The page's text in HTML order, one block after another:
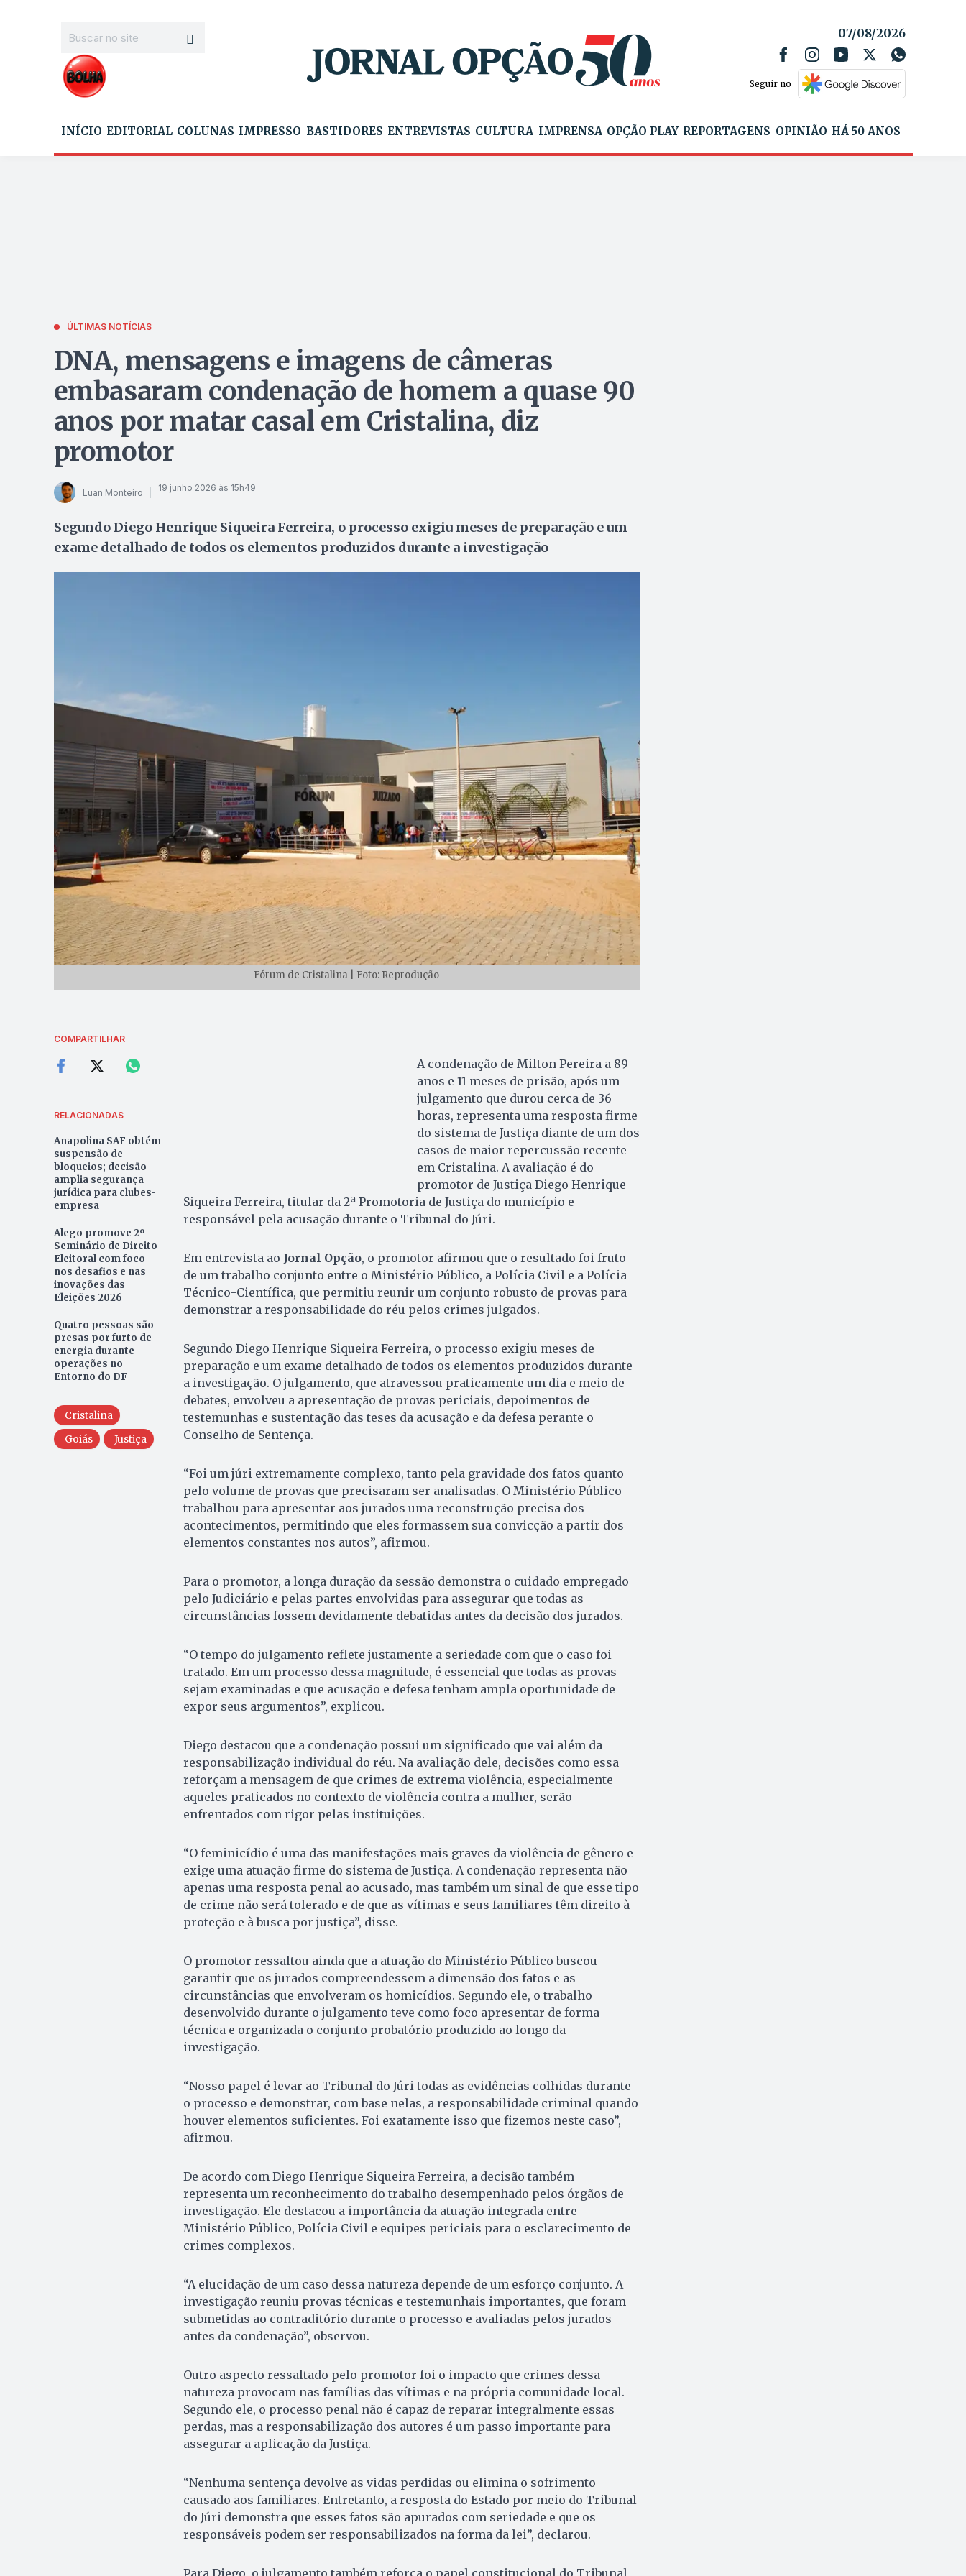
07/08/2026
Seguir no
INÍCIO EDITORIAL COLUNAS IMPRESSO BASTIDORES ENTREVISTAS CULTURA IMPRENSA OPÇÃO PLAY REPORTAGENS OPINIÃO HÁ 50 ANOS
ÚLTIMAS NOTÍCIAS
DNA, mensagens e imagens de câmeras
embasaram condenação de homem a quase 90
anos por matar casal em Cristalina, diz
promotor
Luan Monteiro 19 junho 2026 às 15h49
Segundo Diego Henrique Siqueira Ferreira, o processo exigiu meses de preparação e um
exame detalhado de todos os elementos produzidos durante a investigação
Fórum de Cristalina | Foto: Reprodução
COMPARTILHAR
RELACIONADAS
Anapolina SAF obtém
suspensão de
bloqueios; decisão
amplia segurança
jurídica para clubes-
empresa
Alego promove 2º
Seminário de Direito
Eleitoral com foco
nos desafios e nas
inovações das
Eleições 2026
Quatro pessoas são
presas por furto de
energia durante
operações no
Entorno do DF
Cristalina
Goiás
Justiça
A condenação de Milton Pereira a 89
anos e 11 meses de prisão, após um
julgamento que durou cerca de 36
horas, representa uma resposta firme
do sistema de Justiça diante de um dos
casos de maior repercussão recente
em Cristalina. A avaliação é do
promotor de Justiça Diego Henrique
Siqueira Ferreira, titular da 2ª Promotoria de Justiça do município e
responsável pela acusação durante o Tribunal do Júri.
Em entrevista ao Jornal Opção, o promotor afirmou que o resultado foi fruto
de um trabalho conjunto entre o Ministério Público, a Polícia Civil e a Polícia
Técnico-Científica, que permitiu reunir um conjunto robusto de provas para
demonstrar a responsabilidade do réu pelos crimes julgados.
Segundo Diego Henrique Siqueira Ferreira, o processo exigiu meses de
preparação e um exame detalhado de todos os elementos produzidos durante
a investigação. O julgamento, que atravessou praticamente um dia e meio de
debates, envolveu a apresentação de provas periciais, depoimentos de
testemunhas e sustentação das teses da acusação e da defesa perante o
Conselho de Sentença.
“Foi um júri extremamente complexo, tanto pela gravidade dos fatos quanto
pelo volume de provas que precisaram ser analisadas. O Ministério Público
trabalhou para apresentar aos jurados uma reconstrução precisa dos
acontecimentos, permitindo que eles formassem sua convicção a partir dos
elementos constantes nos autos”, afirmou.
Para o promotor, a longa duração da sessão demonstra o cuidado empregado
pelo Judiciário e pelas partes envolvidas para assegurar que todas as
circunstâncias fossem devidamente debatidas antes da decisão dos jurados.
“O tempo do julgamento reflete justamente a seriedade com que o caso foi
tratado. Em um processo dessa magnitude, é essencial que todas as provas
sejam examinadas e que acusação e defesa tenham ampla oportunidade de
expor seus argumentos”, explicou.
Diego destacou que a condenação possui um significado que vai além da
responsabilização individual do réu. Na avaliação dele, decisões como essa
reforçam a mensagem de que crimes de extrema violência, especialmente
aqueles praticados no contexto de violência contra a mulher, serão
enfrentados com rigor pelas instituições.
“O feminicídio é uma das manifestações mais graves da violência de gênero e
exige uma atuação firme do sistema de Justiça. A condenação representa não
apenas uma resposta penal ao acusado, mas também um sinal de que esse tipo
de crime não será tolerado e de que as vítimas e seus familiares têm direito à
proteção e à busca por justiça”, disse.
O promotor ressaltou ainda que a atuação do Ministério Público buscou
garantir que os jurados compreendessem a dimensão dos fatos e as
circunstâncias que envolveram os homicídios. Segundo ele, o trabalho
desenvolvido durante o julgamento teve como foco apresentar de forma
técnica e organizada o conjunto probatório produzido ao longo da
investigação.
“Nosso papel é levar ao Tribunal do Júri todas as evidências colhidas durante
o processo e demonstrar, com base nelas, a responsabilidade criminal quando
houver elementos suficientes. Foi exatamente isso que fizemos neste caso”,
afirmou.
De acordo com Diego Henrique Siqueira Ferreira, a decisão também
representa um reconhecimento do trabalho desempenhado pelos órgãos de
investigação. Ele destacou a importância da atuação integrada entre
Ministério Público, Polícia Civil e equipes periciais para o esclarecimento de
crimes complexos.
“A elucidação de um caso dessa natureza depende de um esforço conjunto. A
investigação reuniu provas técnicas e testemunhais importantes, que foram
submetidas ao contraditório durante o processo e avaliadas pelos jurados
antes da condenação”, observou.
Outro aspecto ressaltado pelo promotor foi o impacto que crimes dessa
natureza provocam nas famílias das vítimas e na própria comunidade local.
Segundo ele, o processo penal não é capaz de reparar integralmente essas
perdas, mas a responsabilização dos autores é um passo importante para
assegurar a aplicação da Justiça.
“Nenhuma sentença devolve as vidas perdidas ou elimina o sofrimento
causado aos familiares. Entretanto, a resposta do Estado por meio do Tribunal
do Júri demonstra que esses fatos são apurados com seriedade e que os
responsáveis podem ser responsabilizados na forma da lei”, declarou.